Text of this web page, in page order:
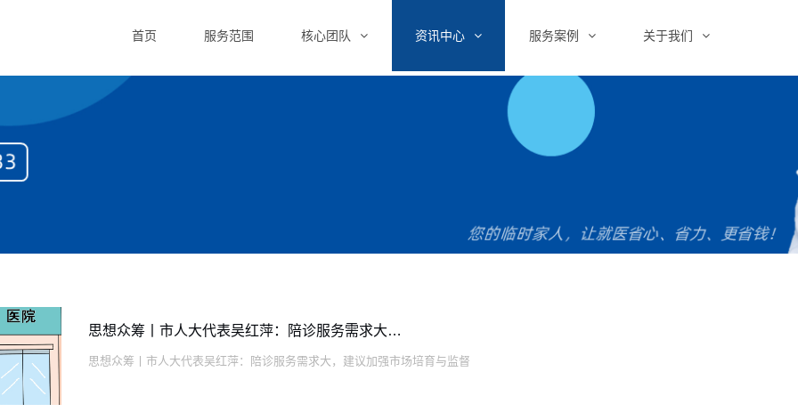
首页 服务范围 核心团队 资讯中心 服务案例 关于我们
思想众筹丨市人大代表吴红萍：陪诊服务需求大，建议加强市场培育与监督
思想众筹丨市人大代表吴红萍：陪诊服务需求大，建议加强市场培育与监督